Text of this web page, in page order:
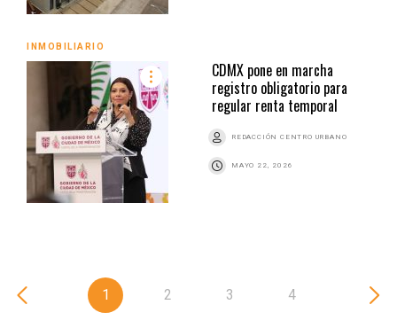
INMOBILIARIO
CDMX pone en marcha
registro obligatorio para
regular renta temporal
REDACCIÓN CENTRO URBANO
MAYO 22, 2026
1 2 3 4